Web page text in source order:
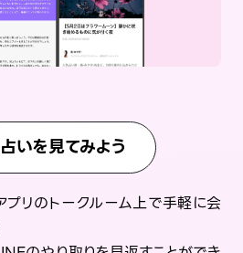
いを見てみよう
プリのトークルーム上で手軽に会